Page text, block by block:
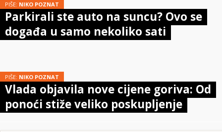
PIŠE: NIKO POZNAT
Parkirali ste auto na suncu? Ovo se
događa u samo nekoliko sati
PIŠE: NIKO POZNAT
Vlada objavila nove cijene goriva: Od
ponoći stiže veliko poskupljenje